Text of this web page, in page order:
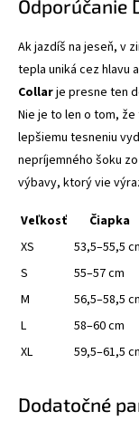
Odporúčanie
Ak jazdíš na jeseň, v
tepla uniká cez hlavu
Collarje presne ten
Nie je to len o tom,
lepšiemu tesneniu
nepríjemného šoku
výbavy, ktorý vie
Veľkosť Čiapka
XS
53,5–55,5
S
55–57 cm
M
56,5–58,5
L
58–60 cm
XL
59,5–61,5
Dodatočné